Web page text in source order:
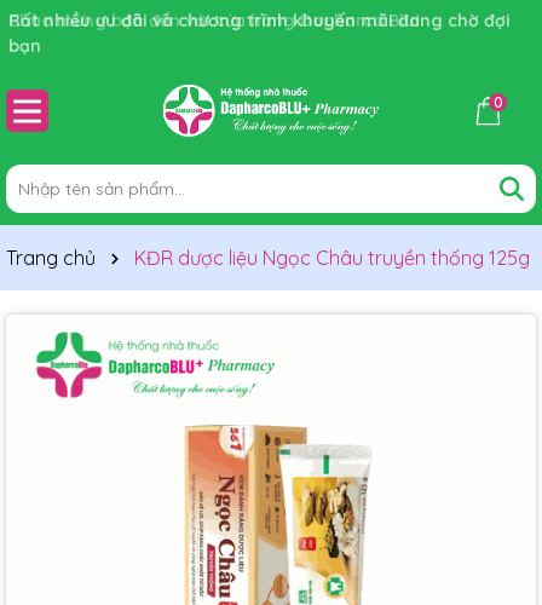
Rất nhiều ưu đãi và chương trình khuyến mãi đang chờ đợi
bạn
0
Trang chủ KĐR dược liệu Ngọc Châu truyền thống 125g